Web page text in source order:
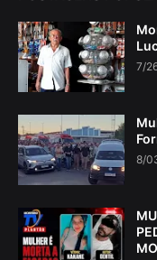
7/
8/